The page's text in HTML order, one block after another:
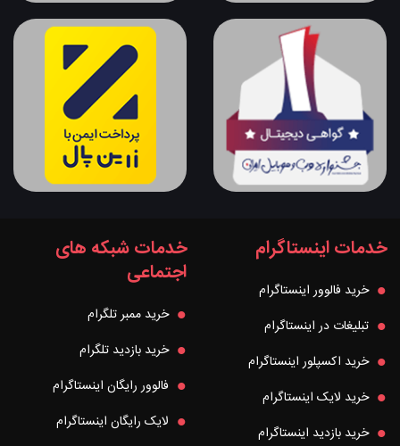
خدمات اینستاگرام
خرید فالوور اینستاگرام
تبلیغات در اینستاگرام
خرید اکسپلور اینستاگرام
خرید لایک اینستاگرام
خرید بازدید اینستاگرام
خدمات شبکه های
اجتماعی
خرید ممبر تلگرام
خرید بازدید تلگرام
فالوور رایگان اینستاگرام
لایک رایگان اینستاگرام